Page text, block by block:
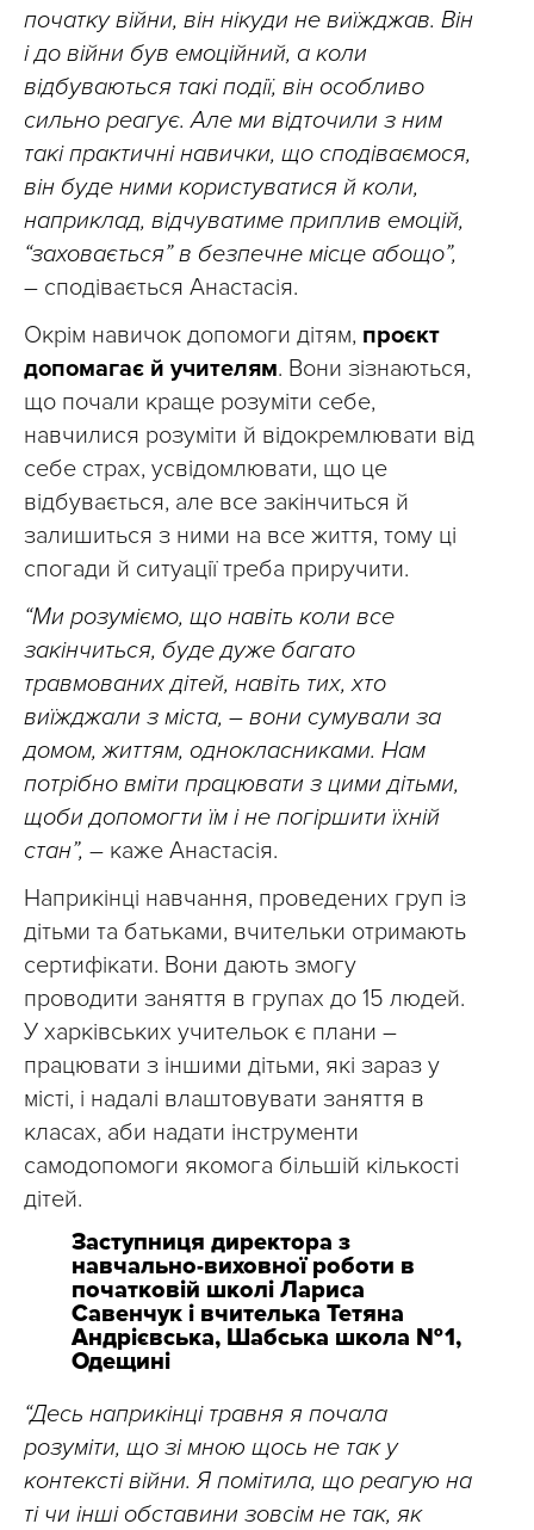
початку війни, він нікуди не виїжджав. Він
і до війни був емоційний, а коли
відбуваються такі події, він особливо
сильно реагує. Але ми відточили з ним
такі практичні навички, що сподіваємося,
він буде ними користуватися й коли,
наприклад, відчуватиме приплив емоцій,
“заховається” в безпечне місце абощо”,
– сподівається Анастасія.
Окрім навичок допомоги дітям, проєкт
допомагає й учителям. Вони зізнаються,
що почали краще розуміти себе,
навчилися розуміти й відокремлювати від
себе страх, усвідомлювати, що це
відбувається, але все закінчиться й
залишиться з ними на все життя, тому ці
спогади й ситуації треба приручити.
“Ми розуміємо, що навіть коли все
закінчиться, буде дуже багато
травмованих дітей, навіть тих, хто
виїжджали з міста, – вони сумували за
домом, життям, однокласниками. Нам
потрібно вміти працювати з цими дітьми,
щоби допомогти їм і не погіршити їхній
стан”, – каже Анастасія.
Наприкінці навчання, проведених груп із
дітьми та батьками, вчительки отримають
сертифікати. Вони дають змогу
проводити заняття в групах до 15 людей.
У харківських учительок є плани –
працювати з іншими дітьми, які зараз у
місті, і надалі влаштовувати заняття в
класах, аби надати інструменти
самодопомоги якомога більшій кількості
дітей.
Заступниця директора з
навчально-виховної роботи в
початковій школі Лариса
Савенчук і вчителька Тетяна
Андрієвська, Шабська школа № 1,
Одещині
“Десь наприкінці травня я почала
розуміти, що зі мною щось не так у
контексті війни. Я помітила, що реагую на
ті чи інші обставини зовсім не так, як